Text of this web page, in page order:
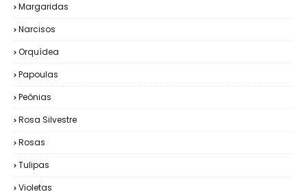
Margaridas
Narcisos
Orquídea
Papoulas
Peônias
Rosa Silvestre
Rosas
Tulipas
Violetas